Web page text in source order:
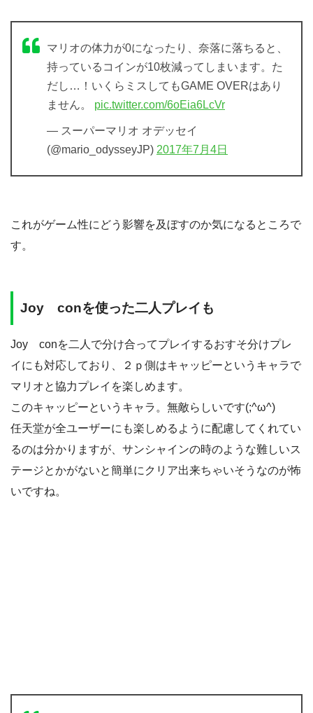
マリオの体力が0になったり、奈落に落ちると、
持っているコインが10枚減ってしまいます。た
だし…！いくらミスしてもGAME OVERはあり
ません。 pic.twitter.com/6oEia6LcVr
— スーパーマリオ オデッセイ
(@mario_odysseyJP) 2017年7月4日
これがゲーム性にどう影響を及ぼすのか気になるところで
す。
Joy conを使った二人プレイも
Joy conを二人で分け合ってプレイするおすそ分けプレ
イにも対応しており、２ｐ側はキャッピーというキャラで
マリオと協力プレイを楽しめます。
このキャッピーというキャラ。無敵らしいです(;^ω^)
任天堂が全ユーザーにも楽しめるように配慮してくれてい
るのは分かりますが、サンシャインの時のような難しいス
テージとかがないと簡単にクリア出来ちゃいそうなのが怖
いですね。